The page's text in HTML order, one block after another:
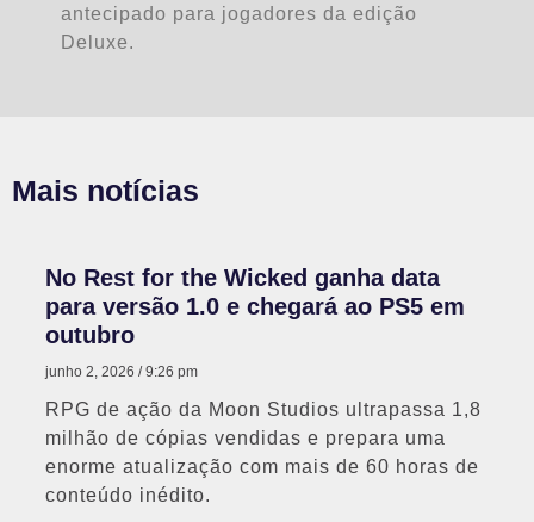
antecipado para jogadores da edição
Deluxe.
Mais notícias
No Rest for the Wicked ganha data
para versão 1.0 e chegará ao PS5 em
outubro
junho 2, 2026 9:26 pm
RPG de ação da Moon Studios ultrapassa 1,8
milhão de cópias vendidas e prepara uma
enorme atualização com mais de 60 horas de
conteúdo inédito.